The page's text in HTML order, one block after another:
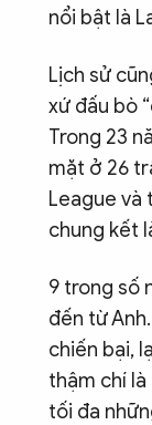
nổi bật là
Lịch sử
xứ đấu bò
Trong 23
mặt ở 26
League và
chung kết
9 trong số
đến từ
chiến bại,
thậm chí
tối đa